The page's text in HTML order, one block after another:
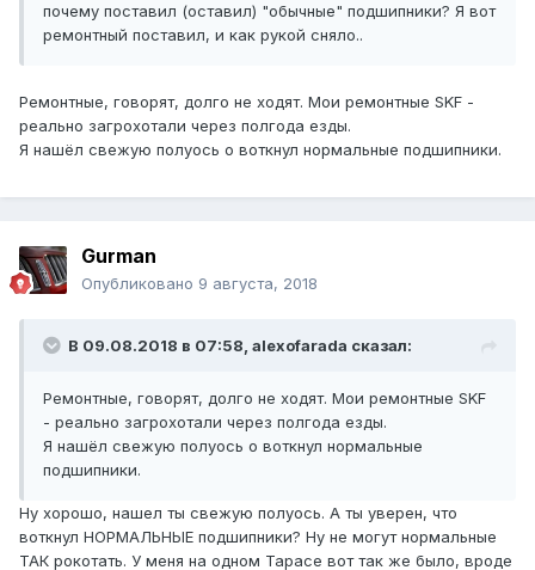
почему поставил (оставил) "обычные" подшипники? Я вот
ремонтный поставил, и как рукой сняло..
Ремонтные, говорят, долго не ходят. Мои ремонтные SKF -
реально загрохотали через полгода езды.
Я нашёл свежую полуось о воткнул нормальные подшипники.
Gurman
Опубликовано 9 августа, 2018
В 09.08.2018 в 07:58, alexofarada сказал:
Ремонтные, говорят, долго не ходят. Мои ремонтные SKF
- реально загрохотали через полгода езды.
Я нашёл свежую полуось о воткнул нормальные
подшипники.
Ну хорошо, нашел ты свежую полуось. А ты уверен, что
воткнул НОРМАЛЬНЫЕ подшипники? Ну не могут нормальные
ТАК рокотать. У меня на одном Тарасе вот так же было, вроде